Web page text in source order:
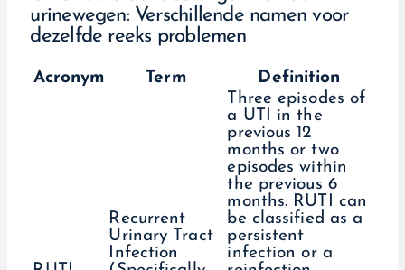
urinewegen: Verschillende namen voor
dezelfde reeks problemen
Acronym Term Definition
Recurrent
Urinary Tract
Infection
Three episodes of
a UTI in the
previous 12
months or two
episodes within
the previous 6
months. RUTI can
be classified as a
persistent
infection or a